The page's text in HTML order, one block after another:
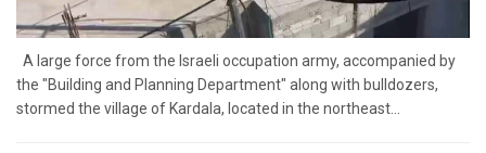
A large force from the Israeli occupation army, accompanied by
the "Building and Planning Department" along with bulldozers,
stormed the village of Kardala, located in the northeast...